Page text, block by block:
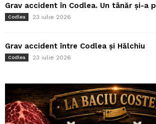
Grav accident în Codlea. Un tânăr și-a
Codlea 23 iulie 2026
Grav accident între Codlea și Hălchiu
Codlea 23 iulie 2026